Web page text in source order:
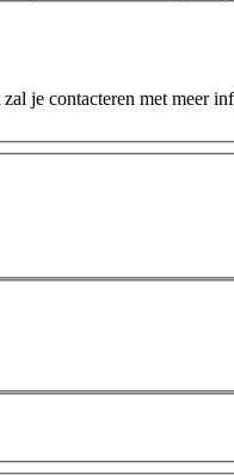
je contacteren met meer